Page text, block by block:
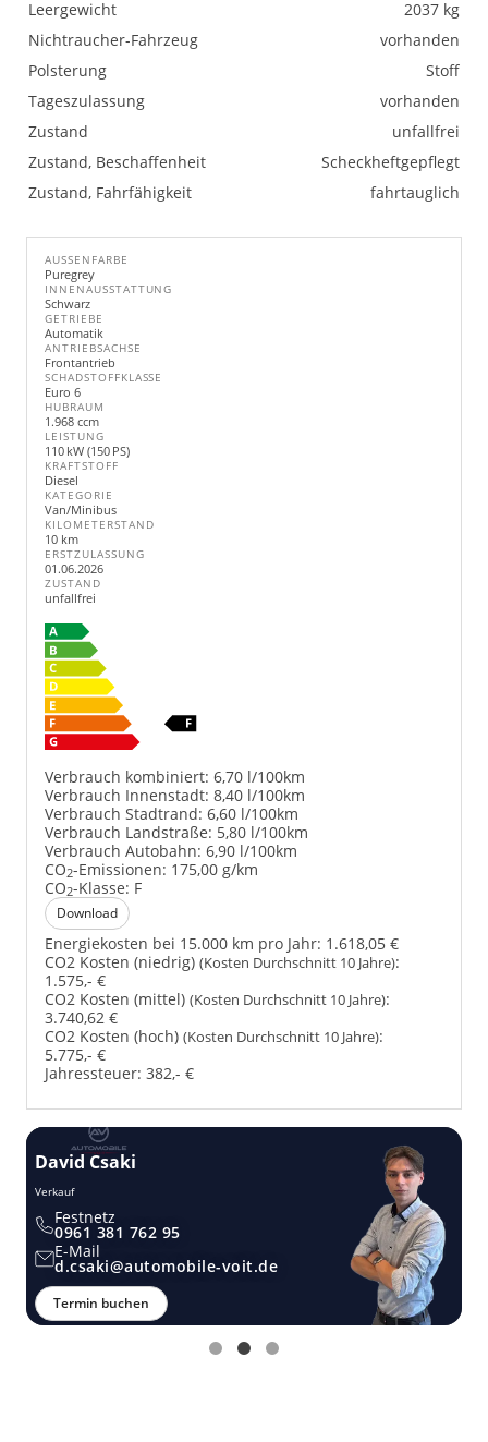
Leergewicht
2037 kg
Nichtraucher-Fahrzeug
vorhanden
Polsterung
Stoff
Tageszulassung
vorhanden
Zustand
unfallfrei
Zustand, Beschaffenheit
Scheckheftgepflegt
Zustand, Fahrfähigkeit
fahrtauglich
AUSSENFARBE
Puregrey
INNENAUSSTATTUNG
Schwarz
GETRIEBE
Automatik
ANTRIEBSACHSE
Frontantrieb
SCHADSTOFFKLASSE
Euro 6
HUBRAUM
1.968 ccm
LEISTUNG
110 kW (150 PS)
KRAFTSTOFF
Diesel
KATEGORIE
Van/Minibus
KILOMETERSTAND
10 km
ERSTZULASSUNG
01.06.2026
ZUSTAND
unfallfrei
Verbrauch kombiniert: 6,70 l/100km
Verbrauch Innenstadt: 8,40 l/100km
Verbrauch Stadtrand: 6,60 l/100km
Verbrauch Landstraße: 5,80 l/100km
Verbrauch Autobahn: 6,90 l/100km
CO2-Emissionen: 175,00 g/km
CO2-Klasse: F
Download
Energiekosten bei 15.000 km pro Jahr: 1.618,05 €
CO2 Kosten (niedrig) (Kosten Durchschnitt 10 Jahre):
1.575,- €
CO2 Kosten (mittel) (Kosten Durchschnitt 10 Jahre):
3.740,62 €
CO2 Kosten (hoch) (Kosten Durchschnitt 10 Jahre):
5.775,- €
Jahressteuer: 382,- €
David Csaki
Verkauf
Festnetz
0961 381 762 95
E-Mail
d.csaki@automobile-voit.de
Termin buchen